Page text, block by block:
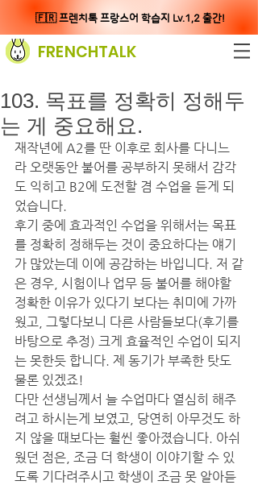
🇫🇷 프렌치톡 프랑스어 학습지 Lv.1,2 출간!
FRENCHTALK
103. 목표를 정확히 정해두
는 게 중요해요.
재작년에 A2를 딴 이후로 회사를 다니느
라 오랫동안 불어를 공부하지 못해서 감각
도 익히고 B2에 도전할 겸 수업을 듣게 되
었습니다.
후기 중에 효과적인 수업을 위해서는 목표
를 정확히 정해두는 것이 중요하다는 얘기
가 많았는데 이에 공감하는 바입니다. 저 같
은 경우, 시험이나 업무 등 불어를 해야할
정확한 이유가 있다기 보다는 취미에 가까
웠고, 그렇다보니 다른 사람들보다(후기를
바탕으로 추정) 크게 효율적인 수업이 되지
는 못한듯 합니다. 제 동기가 부족한 탓도
물론 있겠죠!
다만 선생님께서 늘 수업마다 열심히 해주
려고 하시는게 보였고, 당연히 아무것도 하
지 않을 때보다는 훨씬 좋아졌습니다. 아쉬
웠던 점은, 조금 더 학생이 이야기할 수 있
도록 기다려주시고 학생이 조금 못 알아듣